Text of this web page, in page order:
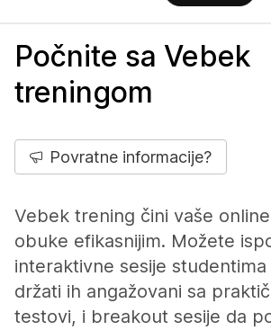
Počnite sa Vebek
treningom
Povratne informacije?
Vebek trening čini vaše
obuke efikasnijim. Možete
interaktivne sesije
držati ih angažovani sa
testovi, i breakout sesije da